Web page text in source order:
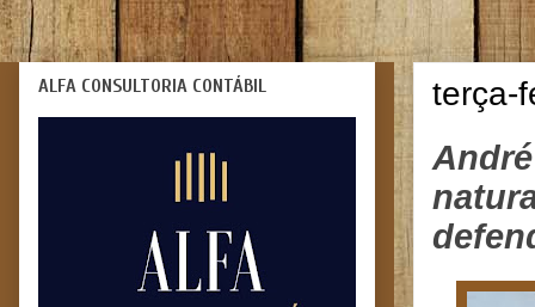
terça-
ALFA CONSULTORIA CONTÁBIL